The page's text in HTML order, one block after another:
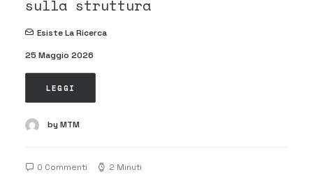
sulla struttura
Esiste La Ricerca
25 Maggio 2026
LEGGI
by MTM
0 Commenti 2 Minuti